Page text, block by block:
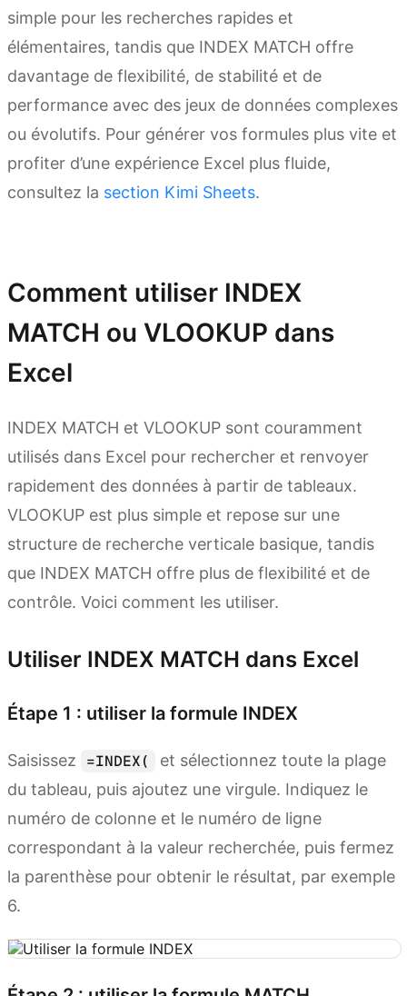
simple pour les recherches rapides et
élémentaires, tandis que INDEX MATCH offre
davantage de flexibilité, de stabilité et de
performance avec des jeux de données complexes
ou évolutifs. Pour générer vos formules plus vite et
profiter d’une expérience Excel plus fluide,
consultez la section Kimi Sheets.
Comment utiliser INDEX
MATCH ou VLOOKUP dans
Excel
INDEX MATCH et VLOOKUP sont couramment
utilisés dans Excel pour rechercher et renvoyer
rapidement des données à partir de tableaux.
VLOOKUP est plus simple et repose sur une
structure de recherche verticale basique, tandis
que INDEX MATCH offre plus de flexibilité et de
contrôle. Voici comment les utiliser.
Utiliser INDEX MATCH dans Excel
Étape 1 : utiliser la formule INDEX
Saisissez =INDEX(
et sélectionnez toute la plage
du tableau, puis ajoutez une virgule. Indiquez le
numéro de colonne et le numéro de ligne
correspondant à la valeur recherchée, puis fermez
la parenthèse pour obtenir le résultat, par exemple
6.